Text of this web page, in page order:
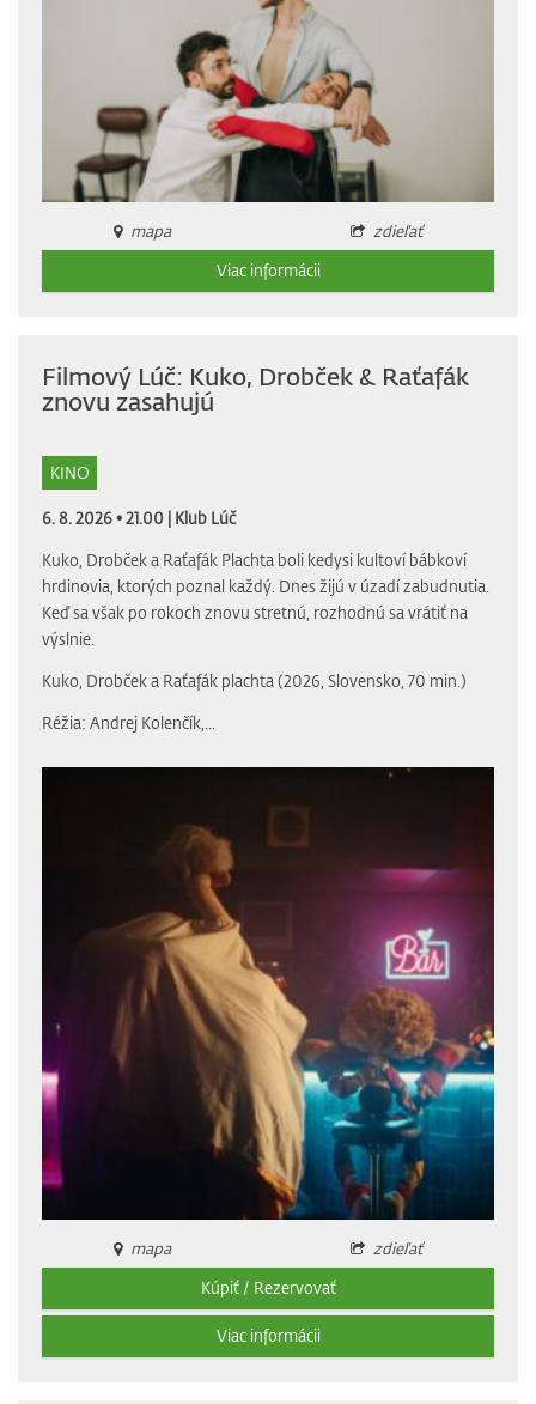
mapa
zdieľať
Viac informácii
Filmový Lúč: Kuko, Drobček & Raťafák
znovu zasahujú
KINO
6. 8. 2026 • 21.00 | Klub Lúč
Kuko, Drobček a Raťafák Plachta boli kedysi kultoví bábkoví
hrdinovia, ktorých poznal každý. Dnes žijú v úzadí zabudnutia.
Keď sa však po rokoch znovu stretnú, rozhodnú sa vrátiť na
výslnie.
Kuko, Drobček a Raťafák plachta (2026, Slovensko, 70 min.)
Réžia: Andrej Kolenčík,...
mapa
zdieľať
Kúpiť / Rezervovať
Viac informácii